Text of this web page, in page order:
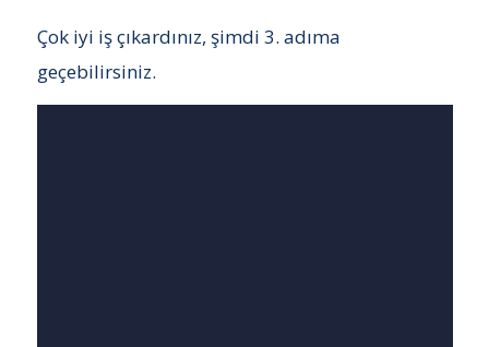
Çok iyi iş çıkardınız, şimdi 3. adıma
geçebilirsiniz.